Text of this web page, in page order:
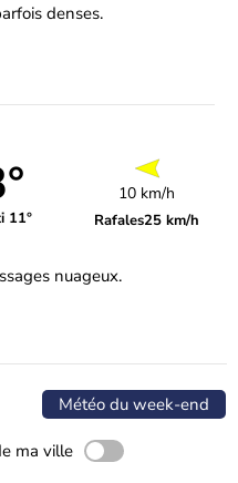
denses.
11°
10 km/h
Rafales25 km/h
nuageux.
Météo du week-end
ma ville